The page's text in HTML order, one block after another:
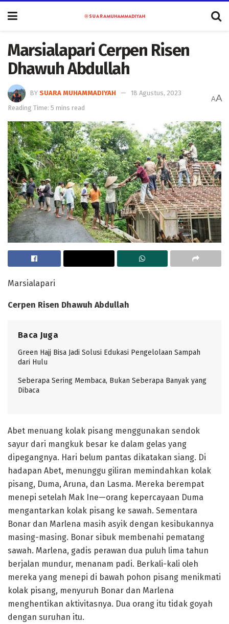
Marsialapari Cerpen Risen
Dhawuh Abdullah
BY SUARA MUHAMMADIYAH
18 Agustus, 2023
Reading Time: 5 mins read
AA
Marsialapari
Cerpen Risen Dhawuh Abdullah
Baca Juga
Green Hajj Bisa Jadi Solusi Edukasi Pengelolaan Sampah
dari Hulu
Seberapa Sering Membaca, Bukan Seberapa Banyak yang
Dibaca
Abet menuang kolak pisang menggunakan sendok
sayur dari mangkuk besar ke dalam gelas yang
dipegangnya. Hari belum pantas dikatakan siang. Di
hadapan Abet, menunggu giliran memindahkan kolak
pisang, Duma, Aruna, dan Lasma. Mereka berempat
menepi setelah Mak Ine—orang kepercayaan Duma
mengantarkan kolak pisang ke sawah. Sementara
Bonar dan Marlena masih asyik dengan kesibukannya
masing-masing. Bonar sibuk membenahi pematang
sawah. Marlena, gadis perawan dua puluh lima tahun
berjalan mundur, menanam padi. Berkali-kali oleh
mereka yang menepi di bawah pohon pisang menikmati
kolak pisang, menyuruh Bonar dan Marlena
menghentikan aktivitasnya. Dua orang itu tidak goyah
dengan suruhan itu.